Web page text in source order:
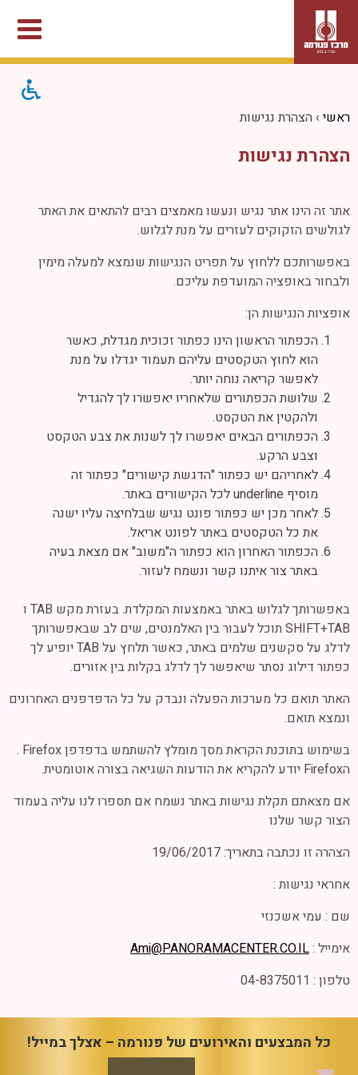
ראשי › הצהרת נגישות
הצהרת נגישות
אתר זה הינו אתר נגיש ונעשו מאמצים רבים להתאים את האתר
לגולשים הזקוקים לעזרים על מנת לגלוש.
באפשרותכם ללחוץ על תפריט הנגישות שנמצא למעלה מימין
ולבחור באופציה המועדפת עליכם.
אופציות הנגישות הן:
הכפתור הראשון הינו כפתור זכוכית מגדלת, כאשר
הוא לחוץ הטקסטים עליהם תעמוד יגדלו על מנת
לאפשר קריאה נוחה יותר.
שלושת הכפתורים שלאחריו יאפשרו לך להגדיל
ולהקטין את הטקסט.
הכפתורים הבאים יאפשרו לך לשנות את צבע הטקסט
וצבע הרקע.
לאחריהם יש כפתור "הדגשת קישורים" כפתור זה
מוסיף underline לכל הקישורים באתר.
לאחר מכן יש כפתור פונט נגיש שבלחיצה עליו ישנה
את כל הטקסטים באתר לפונט אריאל.
הכפתור האחרון הוא כפתור ה"משוב" אם מצאת בעיה
באתר צור איתנו קשר ונשמח לעזור.
באפשרותך לגלוש באתר באמצעות המקלדת. בעזרת מקש TAB ו
SHIFT+TAB תוכל לעבור בין האלמנטים, שים לב שבאפשרותך
לדלג על סקשנים שלמים באתר, כאשר תלחץ על TAB יופיע לך
כפתור דילוג נסתר שיאפשר לך לדלג בקלות בין אזורים.
האתר תואם כל מערכות הפעלה ונבדק על כל הדפדפנים האחרונים
ונמצא תואם.
בשימוש בתוכנת הקראת מסך מומלץ להשתמש בדפדפן Firefox .
הFirefox יודע להקריא את הודעות השגיאה בצורה אוטומטית.
אם מצאתם תקלת נגישות באתר נשמח אם תספרו לנו עליה בעמוד
הצור קשר שלנו
הצהרה זו נכתבה בתאריך: 19/06/2017
אחראי נגישות :
שם : עמי אשכנזי
אימייל :Ami@PANORAMACENTER.CO.IL
טלפון : 04-8375011
כל המבצעים והאירועים של פנורמה – אצלך במייל!